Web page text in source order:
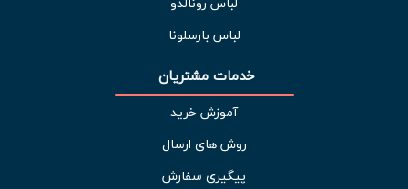
لباس بارسلونا
خدمات مشتریان
آموزش خرید
روش های ارسال
پیگیری سفارش